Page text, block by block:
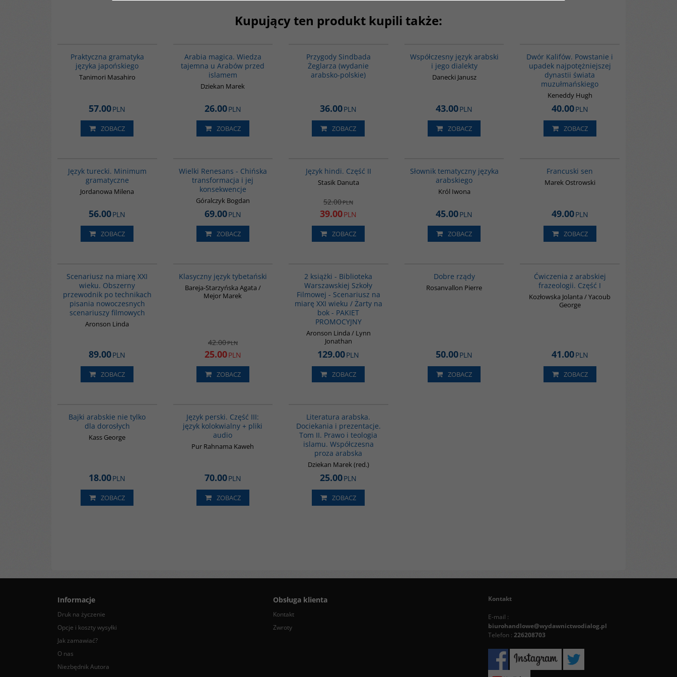
Kupujący ten produkt kupili także:
Praktyczna gramatyka
języka japońskiego
Tanimori Masahiro
57.00PLN
ZOBACZ
Arabia magica. Wiedza
tajemna u Arabów przed
islamem
Dziekan Marek
26.00PLN
ZOBACZ
Przygody Sindbada
Żeglarza (wydanie
arabsko-polskie)
36.00PLN
ZOBACZ
Współczesny język arabski
i jego dialekty
Danecki Janusz
43.00PLN
ZOBACZ
Dwór Kalifów. Powstanie i
upadek najpotężniejszej
dynastii świata
muzułmańskiego
Keneddy Hugh
40.00PLN
ZOBACZ
Język turecki. Minimum
gramatyczne
Jordanowa Milena
56.00PLN
ZOBACZ
Wielki Renesans - Chińska
transformacja i jej
konsekwencje
Góralczyk Bogdan
69.00PLN
ZOBACZ
Język hindi. Część II
Stasik Danuta
52.00PLN
39.00PLN
ZOBACZ
Słownik tematyczny języka
arabskiego
Król Iwona
45.00PLN
ZOBACZ
Francuski sen
Marek Ostrowski
49.00PLN
ZOBACZ
Scenariusz na miarę XXI
wieku. Obszerny
przewodnik po technikach
pisania nowoczesnych
scenariuszy filmowych
Aronson Linda
89.00PLN
ZOBACZ
Klasyczny język tybetański
Bareja-Starzyńska Agata /
Mejor Marek
42.00PLN
25.00PLN
ZOBACZ
2 książki - Biblioteka
Warszawskiej Szkoły
Filmowej - Scenariusz na
miarę XXI wieku / Żarty na
bok - PAKIET
PROMOCYJNY
Aronson Linda / Lynn
Jonathan
129.00PLN
ZOBACZ
Dobre rządy
Rosanvallon Pierre
50.00PLN
ZOBACZ
Ćwiczenia z arabskiej
frazeologii. Część I
Kozłowska Jolanta / Yacoub
George
41.00PLN
ZOBACZ
Bajki arabskie nie tylko
dla dorosłych
Kass George
18.00PLN
ZOBACZ
Język perski. Część III:
język kolokwialny + pliki
audio
Pur Rahnama Kaweh
70.00PLN
ZOBACZ
Literatura arabska.
Dociekania i prezentacje.
Tom II. Prawo i teologia
islamu. Współczesna
proza arabska
Dziekan Marek (red.)
25.00PLN
ZOBACZ
Informacje
Druk na życzenie
Opcje i koszty wysyłki
Jak zamawiać?
O nas
Niezbędnik Autora
Obsługa klienta
Kontakt
Zwroty
Kontakt
E-mail :
biurohandlowe@wydawnictwodialog.pl
Telefon : 226208703